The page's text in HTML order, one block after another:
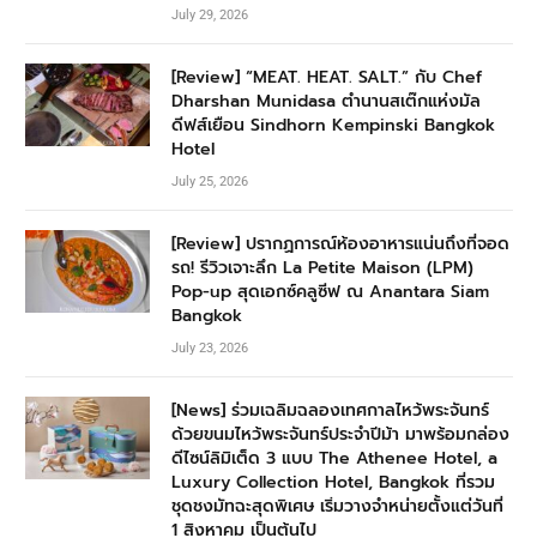
July 29, 2026
[Review] “MEAT. HEAT. SALT.” กับ Chef
Dharshan Munidasa ตำนานสเต๊กแห่งมัล
ดีฟส์เยือน Sindhorn Kempinski Bangkok
Hotel
July 25, 2026
[Review] ปรากฏการณ์ห้องอาหารแน่นถึงที่จอด
รถ! รีวิวเจาะลึก La Petite Maison (LPM)
Pop-up สุดเอกซ์คลูซีฟ ณ Anantara Siam
Bangkok
July 23, 2026
[News] ร่วมเฉลิมฉลองเทศกาลไหว้พระจันทร์
ด้วยขนมไหว้พระจันทร์ประจำปีม้า มาพร้อมกล่อง
ดีไซน์ลิมิเต็ด 3 แบบ The Athenee Hotel, a
Luxury Collection Hotel, Bangkok ที่รวม
ชุดชงมัทฉะสุดพิเศษ เริ่มวางจำหน่ายตั้งแต่วันที่
1 สิงหาคม เป็นต้นไป